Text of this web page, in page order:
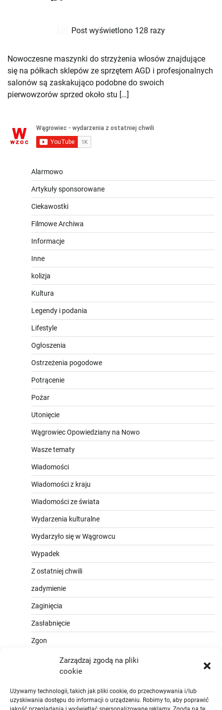
Zarządzaj zgodą na pliki
cookie
Używamy technologii, takich jak pliki cookie, do przechowywania i/lub
uzyskiwania dostępu do informacji o urządzeniu. Robimy to, aby poprawić
Post wyświetlono 128 razy
Nowoczesne maszynki do strzyżenia włosów znajdujące
się na półkach sklepów ze sprzętem AGD i profesjonalnych
salonów są zaskakująco podobne do swoich
pierwowzorów sprzed około stu […]
Alarmowo
Artykuły sponsorowane
Ciekawostki
Filmowe Archiwa
Informacje
Inne
kolizja
Kultura
Legendy i podania
Lifestyle
Ogłoszenia
Ostrzeżenia pogodowe
Potrącenie
Pożar
Utonięcie
Wągrowiec Opowiedziany na Nowo
Wasze tematy
Wiadomości
Wiadomości z kraju
Wiadomości ze świata
Wydarzenia kulturalne
Wydarzyło się w Wągrowcu
Wypadek
Z ostatniej chwili
zadymienie
Zaginięcia
Zasłabnięcie
Zgon